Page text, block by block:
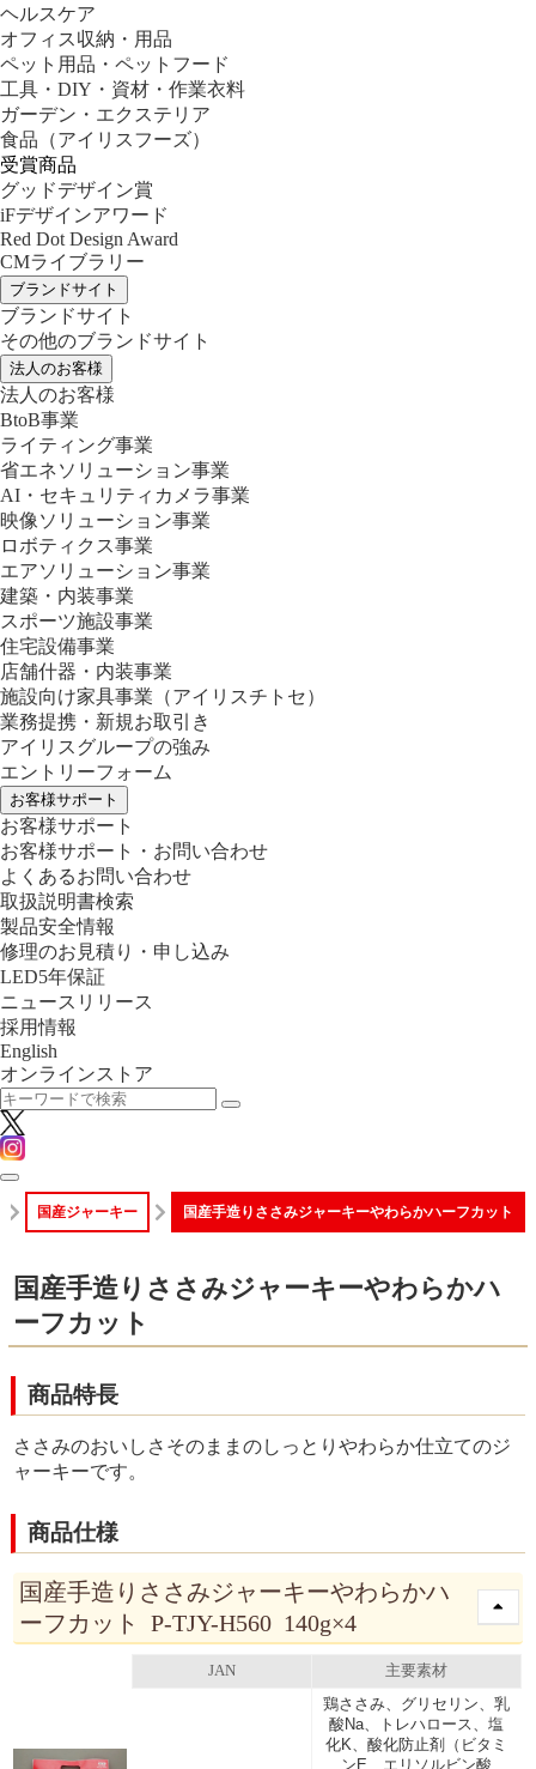
ヘルスケア
オフィス収納・用品
ペット用品・ペットフード
工具・DIY・資材・作業衣料
ガーデン・エクステリア
食品 （アイリスフーズ）
受賞商品
グッドデザイン賞
iFデザインアワード
Red Dot Design Award
CMライブラリー
ブランドサイト
ブランドサイト
その他のブランドサイト
法人のお客様
法人のお客様
BtoB事業
ライティング事業
省エネソリューション事業
AI・セキュリティカメラ事業
映像ソリューション事業
ロボティクス事業
エアソリューション事業
建築・内装事業
スポーツ施設事業
住宅設備事業
店舗什器・内装事業
施設向け家具事業 （アイリスチトセ）
業務提携・新規お取引き
アイリスグループの強み
エントリーフォーム
お客様サポート
お客様サポート
お客様サポート・お問い合わせ
よくあるお問い合わせ
取扱説明書検索
製品安全情報
修理のお見積り・申し込み
LED5年保証
ニュースリリース
採用情報
English
オンラインストア
国産ジャーキー 国産手造りささみジャーキーやわらかハーフカット
国産手造りささみジャーキーやわらかハ
ーフカット
商品特長
ささみのおいしさそのままのしっとりやわらか仕立てのジ
ャーキーです。
商品仕様
国産手造りささみジャーキーやわらかハ
ーフカット P-TJY-H560 140g×4
JAN 主要素材
鶏ささみ、グリセリン、乳
酸Na、トレハロース、塩
化K、酸化防止剤（ビタミ
ンE、エリソルビン酸